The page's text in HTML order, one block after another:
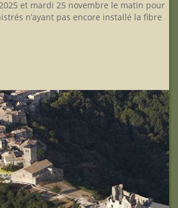
et mardi 25 novembre le matin pour
n’ayant pas encore installé la fibre